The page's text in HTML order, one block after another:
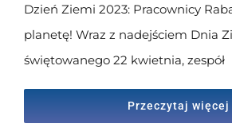
Dzień Ziemi 2023: Pracownicy
planetę! Wraz z nadejściem Dnia
świętowanego 22 kwietnia, zespół
Przeczytaj więcej